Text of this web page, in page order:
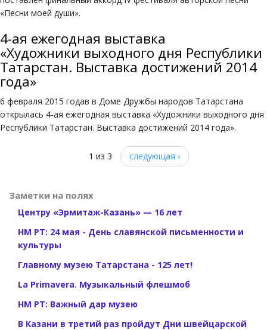
«Песни моей души».
4-ая ежегодная выставка
«Художники выходного дня Республики
Татарстан. Выставка достижений 2014
года»
6 февраля 2015 годав в Доме Дружбы народов Татарстана
открылась 4-ая ежегодная выставка «Художники выходного дня
Республики Татарстан. Выставка достижений 2014 года».
1 из 3 следующая ›
Заметки на полях
Центру «Эрмитаж-Казань» — 16 лет
НМ РТ: 24 мая - День славянской письменности и
культуры
Главному музею Татарстана - 125 лет!
La Primavera. Музыкальный флешмоб
НМ РТ: Важный дар музею
В Казани в третий раз пройдут Дни швейцарской